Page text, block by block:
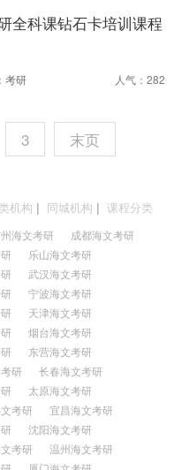
全科课钻石卡培训课程
考研 人气：282
3 末页
机构 | 同城机构 | 课程分类
海文考研
成都海文考研
乐山海文考研
武汉海文考研
宁波海文考研
天津海文考研
烟台海文考研
东营海文考研
研
长春海文考研
太原海文考研
考研
宜昌海文考研
沈阳海文考研
考研
温州海文考研